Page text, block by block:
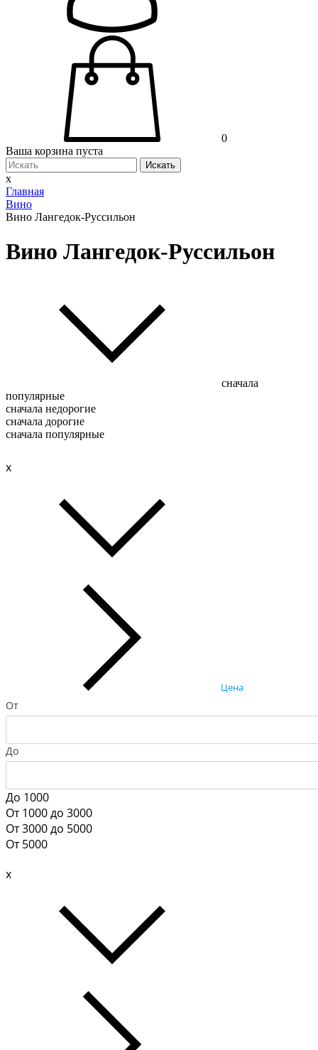
0
Ваша корзина пуста
Искать
x
Главная
Вино
Вино Лангедок-Руссильон
Вино Лангедок-Руссильон
сначала
популярные
сначала недорогие
сначала дорогие
сначала популярные
x
Цена
От
До
До 1000
От 1000 до 3000
От 3000 до 5000
От 5000
x